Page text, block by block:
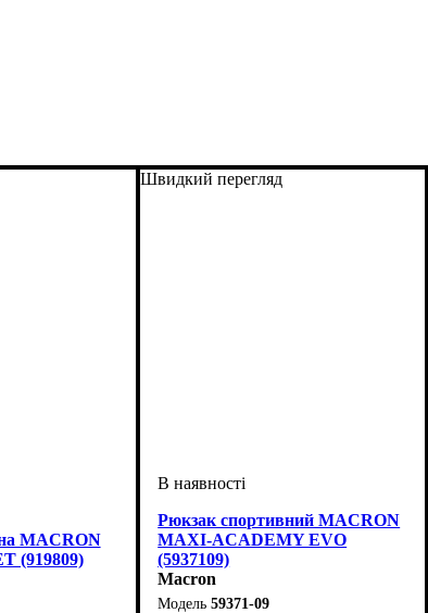
MACRON
(919809)
Швидкий перегляд
Рюкзак спортивний MACRON
MAXI-ACADEMY EVO
(5937109)
Macron
59371-09